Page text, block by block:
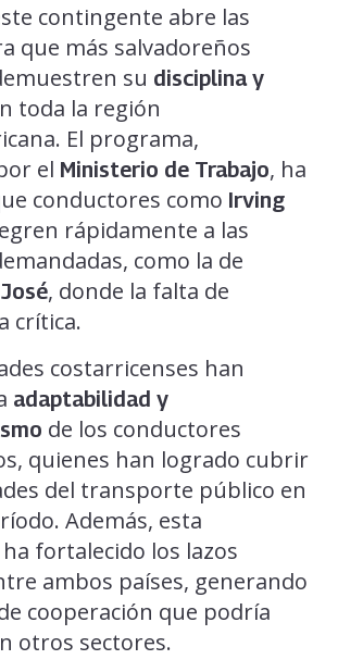
contingente abre las
que más salvadoreños
su disciplina y
toda la región
El programa,
el Ministerio de Trabajo, ha
conductores como Irving
rápidamente a las
como la de
, donde la falta de
crítica.
costarricenses han
adaptabilidad y
de los conductores
quienes han logrado cubrir
del transporte público en
Además, esta
fortalecido los lazos
ambos países, generando
cooperación que podría
otros sectores.